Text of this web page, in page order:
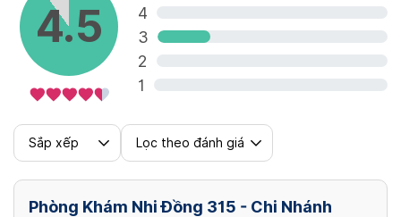
4.5
4
3
2
1
Sắp xếp Lọc theo đánh giá
Phòng Khám Nhi Đồng 315 - Chi Nhánh